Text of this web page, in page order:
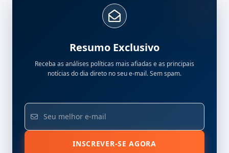
Resumo Exclusivo
Receba as análises políticas mais afiadas e as principais
notícias do dia direto no seu e-mail. Sem spam.
INSCREVER-SE AGORA